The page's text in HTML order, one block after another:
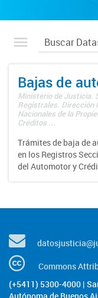
Bajas de
Ministerio de Justicia.
Registrales. Dirección
Nacionales de la
Créditos ...
Trámites de baja de
en los Registros
del Automotor y
Commons
(+5411) 5300-4000 |